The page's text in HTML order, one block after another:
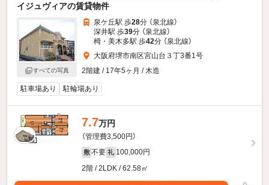
イジュヴィアの賃貸物件
すべての写真
泉ケ丘駅 歩28分 （泉北線）
深井駅 歩39分 （泉北線）
栂・美木多駅 歩42分 （泉北線）
大阪府堺市南区宮山台３丁3番1号
2階建 / 17年5ヶ月 / 木造
駐車場あり 駐輪場あり
7.7万円
（管理費3,500円）
敷 不要 礼 100,000円
2階 / 2LDK / 62.58㎡